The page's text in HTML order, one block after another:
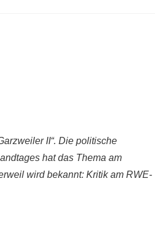
II“. Die politische
hat das Thema am
wird bekannt: Kritik am RWE-